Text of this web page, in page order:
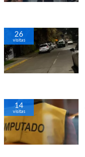
26
visitas
14
visitas